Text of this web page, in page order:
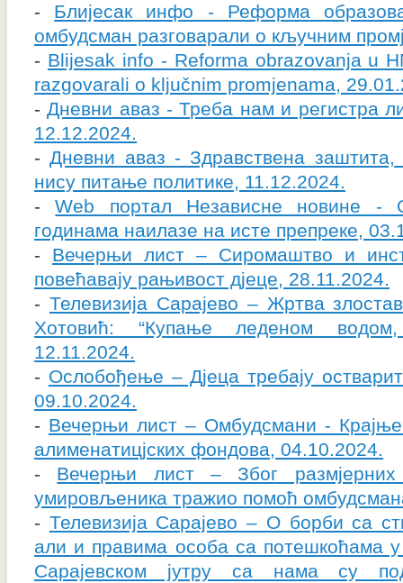
- Блијесак инфо - Реформа
омбудсман разговарали о кључним
- Blijesak info - Reforma obrazovanja u
razgovarali o ključnim promjenama,
-Дневни аваз - Треба нам и регистра
12.12.2024.
-Дневни аваз - Здравствена заштита,
нису питање политике, 11.12.2024.
-Web портал Независне новине -
годинама наилазе на исте препреке,
- Вечерњи лист – Сиромаштво и
повећавају рањивост дјеце, 28.11.2024.
- Телевизија Сарајево – Жртва
Хотовић: “Купање леденом
12.11.2024.
- Ослобођење – Дјеца требају
09.10.2024.
- Вечерњи лист – Омбудсмани - Крајње
алименатицјских фондова, 04.10.2024.
- Вечерњи лист – Због
умировљеника тражио помоћ
- Телевизија Сарајево – О борби са
али и правима особа са потешкоћама у
Сарајевском јутру са нама су